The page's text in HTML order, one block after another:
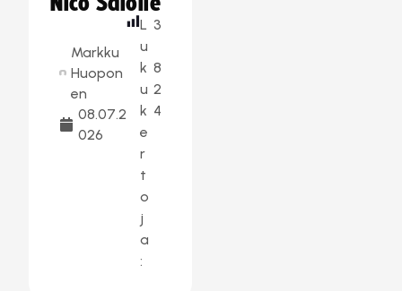
Markku
Huopon
en
08.07.2
026
L
u
k
u
k
e
r
t
o
j
a
:
3
8
2
4